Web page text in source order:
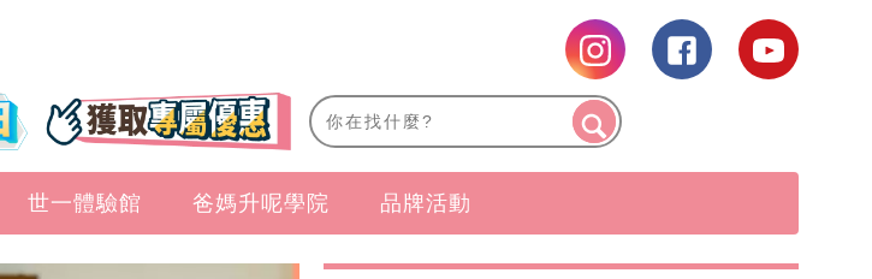
世一體驗館 爸媽升呢學院 品牌活動